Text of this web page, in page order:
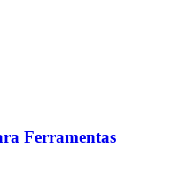
Ferramentas